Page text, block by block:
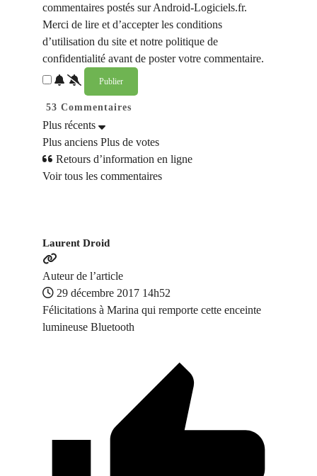
commentaires postés sur Android-Logiciels.fr.
Merci de lire et d’accepter les conditions
d’utilisation du site et notre politique de
confidentialité avant de poster votre commentaire.
53 Commentaires
Plus récents
Plus anciens Plus de votes
Retours d’information en ligne
Voir tous les commentaires
Laurent Droid
Auteur de l’article
29 décembre 2017 14h52
Félicitations à Marina qui remporte cette enceinte
lumineuse Bluetooth